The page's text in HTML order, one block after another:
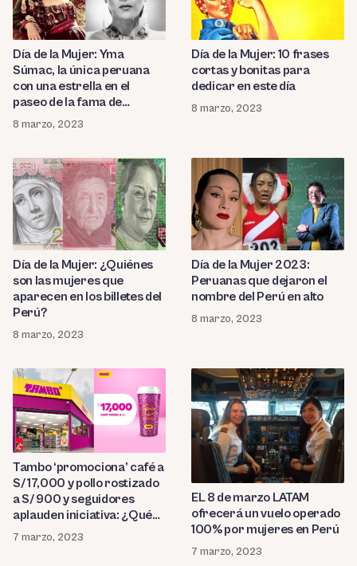
Día de la Mujer: Yma
Súmac, la única peruana
con una estrella en el
paseo de la fama de
Hollywood
8 marzo, 2023
Día de la Mujer: 10 frases
cortas y bonitas para
dedicar en este día
8 marzo, 2023
Día de la Mujer: ¿Quiénes
son las mujeres que
aparecen en los billetes del
Perú?
8 marzo, 2023
Día de la Mujer 2023:
Peruanas que dejaron el
nombre del Perú en alto
8 marzo, 2023
Tambo ‘promociona’ café a
S/ 17,000 y pollo rostizado
a S/ 900 y seguidores
aplauden iniciativa: ¿Qué
pasó?
7 marzo, 2023
EL 8 de marzo LATAM
ofrecerá un vuelo operado
100% por mujeres en Perú
7 marzo, 2023